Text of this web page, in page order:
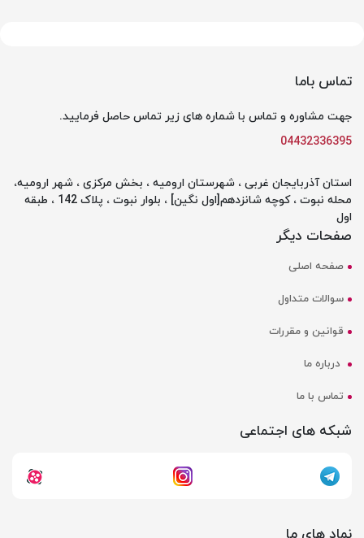
تماس باما
جهت مشاوره و تماس با شماره های زیر تماس حاصل فرمایید.
04432336395
استان آذربایجان غربی ، شهرستان ارومیه ، بخش مرکزی ، شهر ارومیه،
محله نبوت ، کوچه شانزدهم[اول نگین] ، بلوار نبوت ، پلاک 142 ، طبقه
اول
صفحات دیگر
صفحه اصلی
سوالات متداول
قوانین و مقررات
درباره ما
تماس با ما
شبکه های اجتماعی